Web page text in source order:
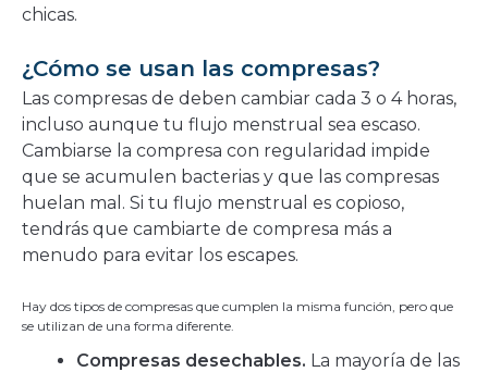
chicas.
¿Cómo se usan las compresas?
Las compresas de deben cambiar cada 3 o 4 horas,
incluso aunque tu flujo menstrual sea escaso.
Cambiarse la compresa con regularidad impide
que se acumulen bacterias y que las compresas
huelan mal. Si tu flujo menstrual es copioso,
tendrás que cambiarte de compresa más a
menudo para evitar los escapes.
Hay dos tipos de compresas que cumplen la misma función, pero que
se utilizan de una forma diferente.
Compresas desechables. La mayoría de las